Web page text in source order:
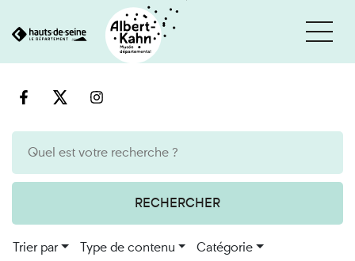
au
RECHERCHER
Trier par Type de contenu Catégorie
Cookies et traceurs utilisés sur ce site